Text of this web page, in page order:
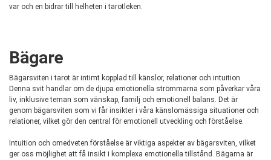
var och en bidrar till helheten i tarotleken.
Bägare
Bägarsviten i tarot är intimt kopplad till känslor, relationer och intuition.
Denna svit handlar om de djupa emotionella strömmarna som påverkar våra
liv, inklusive teman som vänskap, familj och emotionell balans. Det är
genom bägarsviten som vi får insikter i våra känslomässiga situationer och
relationer, vilket gör den central för emotionell utveckling och förståelse.
Intuition och omedveten förståelse är viktiga aspekter av bägarsviten, vilket
ger oss möjlighet att få insikt i komplexa emotionella tillstånd. Bägarna är